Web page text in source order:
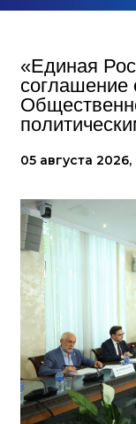
«Единая
соглашение
05 августа 2026,